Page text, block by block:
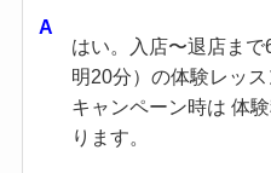
はい。入店〜退店ま
明20分）の体験レッス
キャンペーン時は 体
ります。